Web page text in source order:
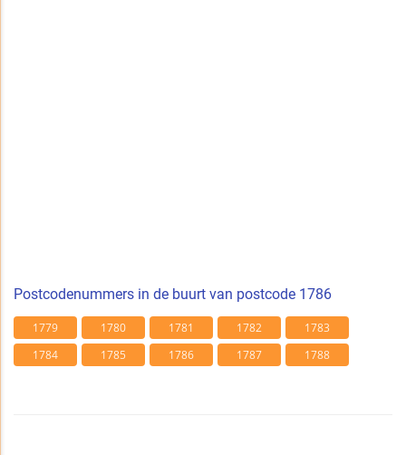
Postcodenummers in de buurt van postcode 1786
1779 1780 1781 1782
1783
1784
1785 1786 1787 1788